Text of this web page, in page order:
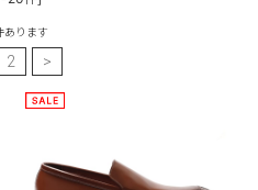
あります
2 >